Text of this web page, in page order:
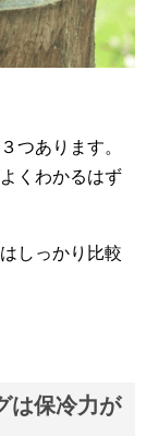
つあります。
くわかるはず
しっかり比較
は保冷力が